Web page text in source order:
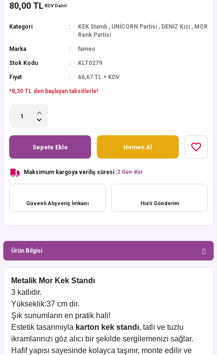
80,00 TL KDV Dahil
Kategori KEK Standı , UNİCORN Partisi , DENİZ Kızı , MOR
Renk Partisi
Marka fameo
Stok Kodu KLT0279
Fiyat 66,67 TL + KDV
*8,30 TL den başlayan taksitlerle!
Sepete Ekle Hemen Al
Maksimum kargoya veriliş süresi :2 Gün dür.
Güvenli Alışveriş İmkanı Hızlı Gönderim
Ürün Bilgisi
Metalik Mor Kek Standı
3 katlıdır.
Yükseklik:37 cm dir.
Şık sunumların en pratik hali!
Estetik tasarımıyla karton kek standı, tatlı ve tuzlu
ikramlarınızı göz alıcı bir şekilde sergilemenizi sağlar.
Hafif yapısı sayesinde kolayca taşınır, monte edilir ve